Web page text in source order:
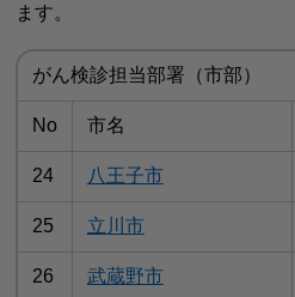
ます。
がん検診担当部署（市部）
No 市名
24 八王子市
25 立川市
26 武蔵野市